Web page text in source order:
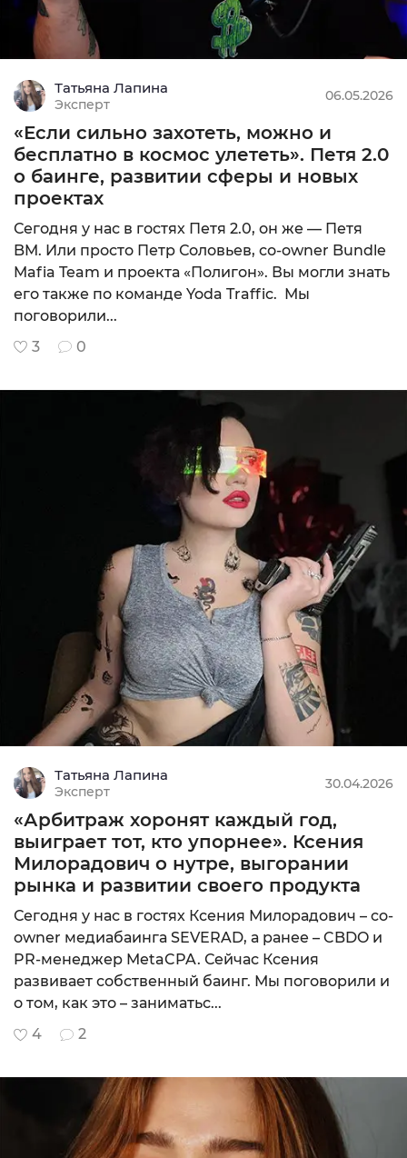
Татьяна Лапина
Эксперт
06.05.2026
«Если сильно захотеть, можно и
бесплатно в космос улететь». Петя 2.0
о баинге, развитии сферы и новых
проектах
Сегодня у нас в гостях Петя 2.0, он же — Петя
BM. Или просто Петр Соловьев, со-owner Bundle
Mafia Team и проекта «Полигон». Вы могли знать
его также по команде Yoda Traffic. Мы
поговорили...
3
0
Татьяна Лапина
Эксперт
30.04.2026
«Арбитраж хоронят каждый год,
выиграет тот, кто упорнее». Ксения
Милорадович о нутре, выгорании
рынка и развитии своего продукта
Сегодня у нас в гостях Ксения Милорадович – co-
owner медиабаинга SEVERAD, а ранее – CBDO и
PR-менеджер MetaCPA. Сейчас Ксения
развивает собственный баинг. Мы поговорили и
о том, как это – заниматьс...
4
2